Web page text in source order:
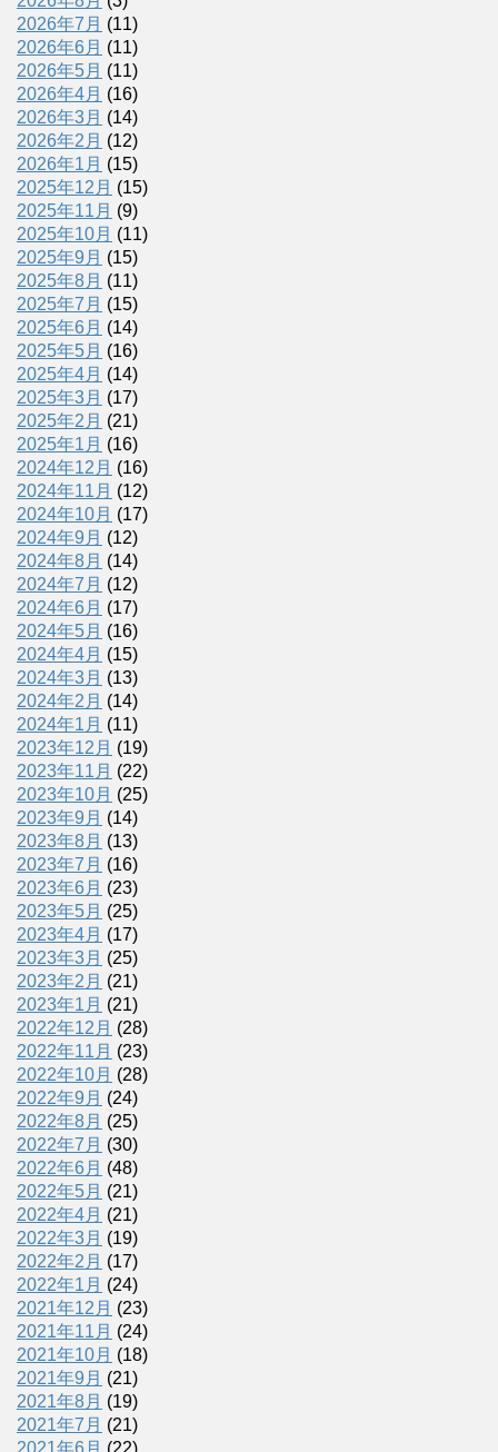
2026年7月 (11)
2026年6月 (11)
2026年5月 (11)
2026年4月 (16)
2026年3月 (14)
2026年2月 (12)
2026年1月 (15)
2025年12月 (15)
2025年11月 (9)
2025年10月 (11)
2025年9月 (15)
2025年8月 (11)
2025年7月 (15)
2025年6月 (14)
2025年5月 (16)
2025年4月 (14)
2025年3月 (17)
2025年2月 (21)
2025年1月 (16)
2024年12月 (16)
2024年11月 (12)
2024年10月 (17)
2024年9月 (12)
2024年8月 (14)
2024年7月 (12)
2024年6月 (17)
2024年5月 (16)
2024年4月 (15)
2024年3月 (13)
2024年2月 (14)
2024年1月 (11)
2023年12月 (19)
2023年11月 (22)
2023年10月 (25)
2023年9月 (14)
2023年8月 (13)
2023年7月 (16)
2023年6月 (23)
2023年5月 (25)
2023年4月 (17)
2023年3月 (25)
2023年2月 (21)
2023年1月 (21)
2022年12月 (28)
2022年11月 (23)
2022年10月 (28)
2022年9月 (24)
2022年8月 (25)
2022年7月 (30)
2022年6月 (48)
2022年5月 (21)
2022年4月 (21)
2022年3月 (19)
2022年2月 (17)
2022年1月 (24)
2021年12月 (23)
2021年11月 (24)
2021年10月 (18)
2021年9月 (21)
2021年8月 (19)
2021年7月 (21)
2021年6月 (22)